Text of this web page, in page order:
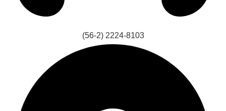
(56-2) 2224-8103